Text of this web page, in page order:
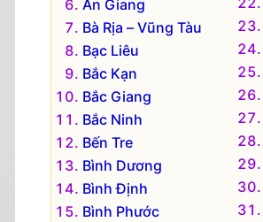
An Giang
Bà Rịa – Vũng Tàu
Bạc Liêu
Bắc Kạn
Bắc Giang
Bắc Ninh
Bến Tre
Bình Dương
Bình Định
Bình Phước